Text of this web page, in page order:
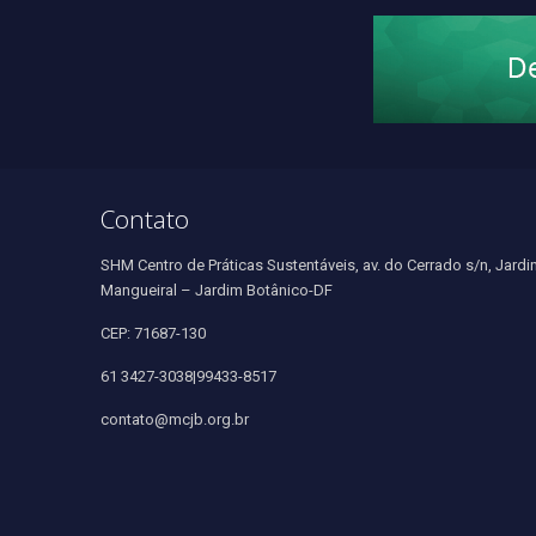
Contato
SHM Centro de Práticas Sustentáveis, av. do Cerrado s/n,
Mangueiral – Jardim Botânico-DF
CEP: 71687-130
61 3427-3038|99433-8517
contato@mcjb.org.br